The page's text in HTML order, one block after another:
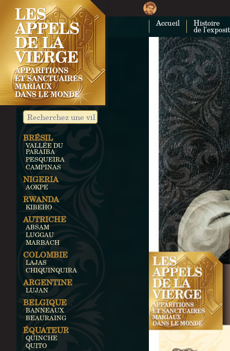
Accueil Histoire
de
BRÉSIL
VALLÉE DU
PARAIBA
PESQUEIRA
CAMPINAS
NIGERIA
AOKPE
RWANDA
KIBEHO
AUTRICHE
ABSAM
LUGGAU
MARBACH
COLOMBIE
LAJAS
CHIQUINQUIRA
ARGENTINE
LUJAN
BELGIQUE
BANNEAUX
BEAURAING
ÉQUATEUR
QUINCHE
QUITO